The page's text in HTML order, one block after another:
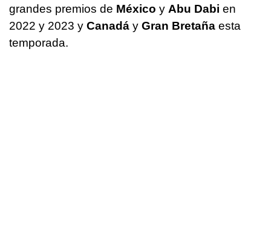
grandes premios de México y Abu Dabi en
2022 y 2023 y Canadá y Gran Bretaña esta
temporada.